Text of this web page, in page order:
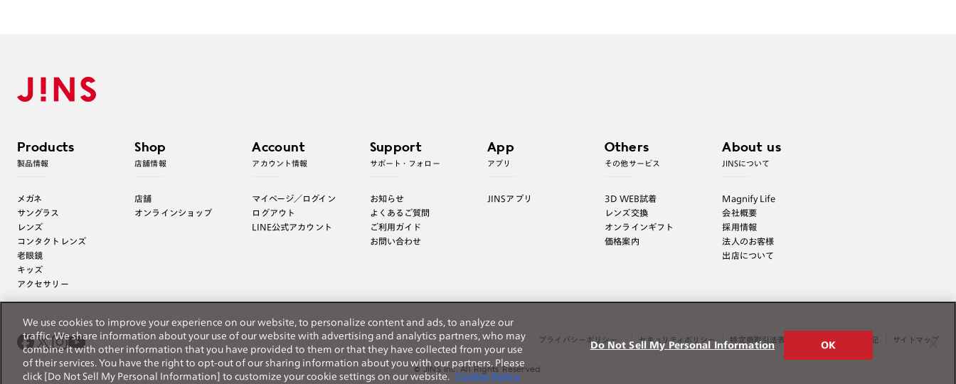
レンズのみ保証対象とさせていただきます。）
Products
製品情報
メガネ
サングラス
レンズ
コンタクトレンズ
老眼鏡
キッズ
アクセサリー
Shop
店舗情報
店舗
オンラインショップ
Account
アカウント情報
マイページ／ログイン
ログアウト
LINE公式アカウント
Support
サポート・フォロー
お知らせ
よくあるご質問
ご利用ガイド
お問い合わせ
App
アプリ
JINSアプリ
Others
その他サービス
3D WEB試着
レンズ交換
オンラインギフト
価格案内
About us
JINSについて
Magnify Life
会社概要
採用情報
法人のお客様
出店について
プライバシーポリシー セキュリティポリシー 特定商取引法表示 薬機法に関する表記 サイトマップ
© JINS Inc. All Rights Reserved.
We use cookies to improve your experience on our website, to personalize content and ads, to analyze our
traffic. We share information about your use of our website with advertising and analytics partners, who may
combine it with other information that you have provided to them or that they have collected from your use
of their services. You have the right to opt-out of our sharing information about you with our partners. Please
click [Do Not Sell My Personal Information] to customize your cookie settings on our website.
Cookie Policy
Do Not Sell My Personal Information OK